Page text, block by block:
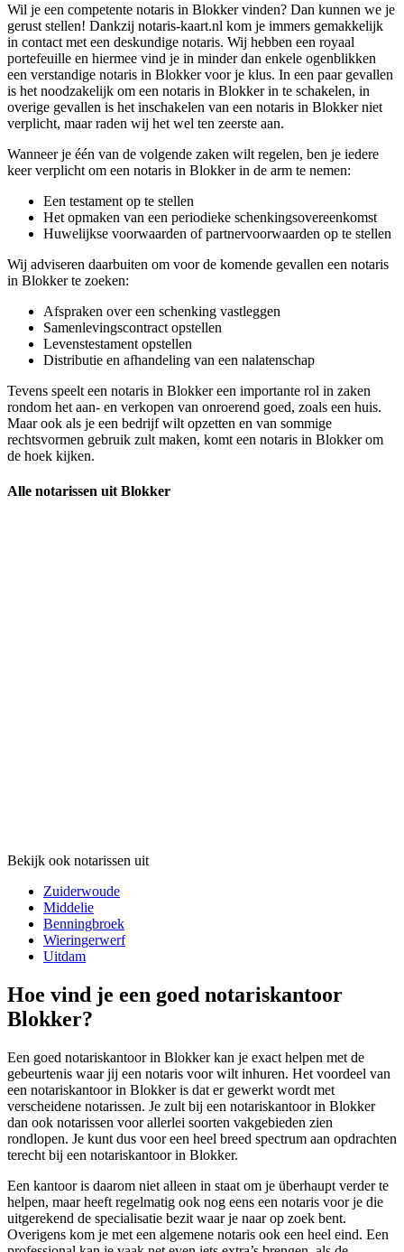
Wil je een competente notaris in Blokker vinden? Dan kunnen we je
gerust stellen! Dankzij notaris-kaart.nl kom je immers gemakkelijk
in contact met een deskundige notaris. Wij hebben een royaal
portefeuille en hiermee vind je in minder dan enkele ogenblikken
een verstandige notaris in Blokker voor je klus. In een paar gevallen
is het noodzakelijk om een notaris in Blokker in te schakelen, in
overige gevallen is het inschakelen van een notaris in Blokker niet
verplicht, maar raden wij het wel ten zeerste aan.
Wanneer je één van de volgende zaken wilt regelen, ben je iedere
keer verplicht om een notaris in Blokker in de arm te nemen:
Een testament op te stellen
Het opmaken van een periodieke schenkingsovereenkomst
Huwelijkse voorwaarden of partnervoorwaarden op te stellen
Wij adviseren daarbuiten om voor de komende gevallen een notaris
in Blokker te zoeken:
Afspraken over een schenking vastleggen
Samenlevingscontract opstellen
Levenstestament opstellen
Distributie en afhandeling van een nalatenschap
Tevens speelt een notaris in Blokker een importante rol in zaken
rondom het aan- en verkopen van onroerend goed, zoals een huis.
Maar ook als je een bedrijf wilt opzetten en van sommige
rechtsvormen gebruik zult maken, komt een notaris in Blokker om
de hoek kijken.
Alle notarissen uit Blokker
Bekijk ook notarissen uit
Zuiderwoude
Middelie
Benningbroek
Wieringerwerf
Uitdam
Hoe vind je een goed notariskantoor
Blokker?
Een goed notariskantoor in Blokker kan je exact helpen met de
gebeurtenis waar jij een notaris voor wilt inhuren. Het voordeel van
een notariskantoor in Blokker is dat er gewerkt wordt met
verscheidene notarissen. Je zult bij een notariskantoor in Blokker
dan ook notarissen voor allerlei soorten vakgebieden zien
rondlopen. Je kunt dus voor een heel breed spectrum aan opdrachten
terecht bij een notariskantoor in Blokker.
Een kantoor is daarom niet alleen in staat om je überhaupt verder te
helpen, maar heeft regelmatig ook nog eens een notaris voor je die
uitgerekend de specialisatie bezit waar je naar op zoek bent.
Overigens kom je met een algemene notaris ook een heel eind. Een